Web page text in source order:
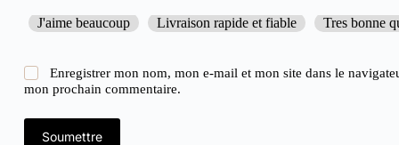
J'aime beaucoup Livraison rapide et fiable Tres bonne
Enregistrer mon nom, mon e-mail et mon site dans le
mon prochain commentaire.
Soumettre